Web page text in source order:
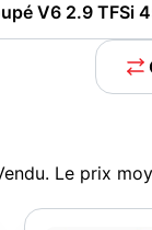
V6 2.9
Le prix